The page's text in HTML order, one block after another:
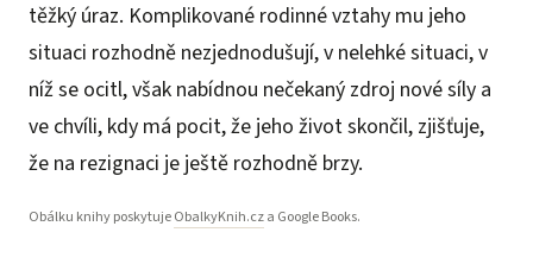
těžký úraz. Komplikované rodinné vztahy mu jeho
situaci rozhodně nezjednodušují, v nelehké situaci, v
níž se ocitl, však nabídnou nečekaný zdroj nové síly a
ve chvíli, kdy má pocit, že jeho život skončil, zjišťuje,
že na rezignaci je ještě rozhodně brzy.
Obálku knihy poskytujeObalkyKnih.cza Google Books.